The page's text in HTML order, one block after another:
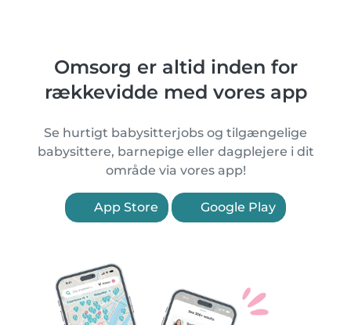
Omsorg er altid inden for
rækkevidde med vores app
Se hurtigt babysitterjobs og tilgængelige
babysittere, barnepige eller dagplejere i dit
område via vores app!
App Store Google Play